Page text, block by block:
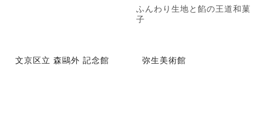
ふんわり生地と餡の王道和菓
子
文京区立 森鷗外 記念館 弥生美術館